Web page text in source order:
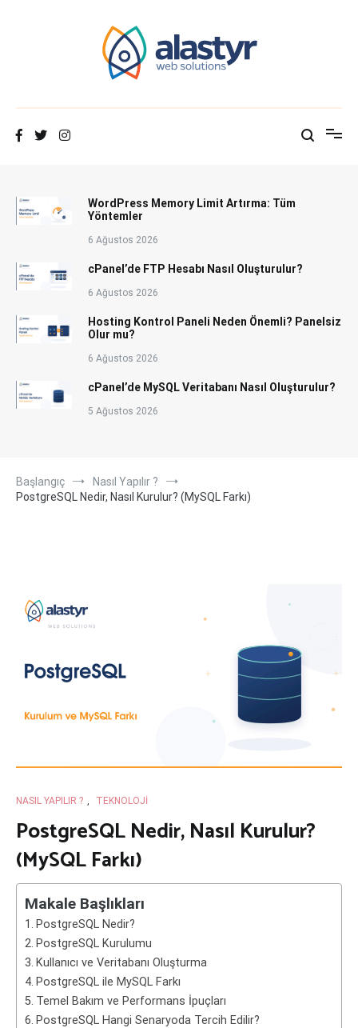
Hosting Blog | Alastyr
WordPress Memory Limit Artırma: Tüm
Yöntemler
6 Ağustos 2026
cPanel’de FTP Hesabı Nasıl Oluşturulur?
6 Ağustos 2026
Hosting Kontrol Paneli Neden Önemli? Panelsiz
Olur mu?
6 Ağustos 2026
cPanel’de MySQL Veritabanı Nasıl Oluşturulur?
5 Ağustos 2026
Başlangıç
Nasıl Yapılır ?
PostgreSQL Nedir, Nasıl Kurulur? (MySQL Farkı)
NASIL YAPILIR ? TEKNOLOJI
PostgreSQL Nedir, Nasıl Kurulur?
(MySQL Farkı)
Makale Başlıkları
PostgreSQL Nedir?
PostgreSQL Kurulumu
Kullanıcı ve Veritabanı Oluşturma
PostgreSQL ile MySQL Farkı
Temel Bakım ve Performans İpuçları
PostgreSQL Hangi Senaryoda Tercih Edilir?